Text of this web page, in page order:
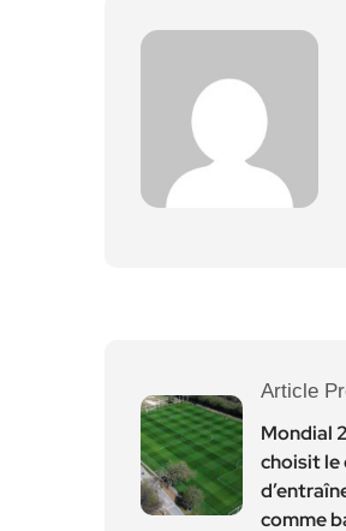
Article
Mondial
choisit le
comme